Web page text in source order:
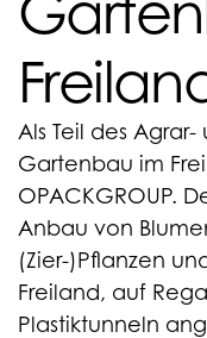
Als Teil des
Gartenbau im
OPACKGROUP.
Anbau von
(Zier-)Pflanzen
Freiland, auf
Plastiktunneln